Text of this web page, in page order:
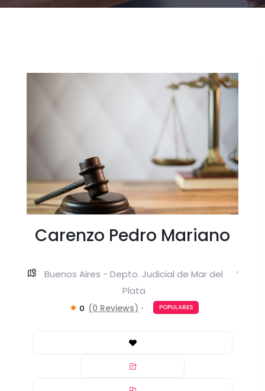
Carenzo Pedro Mariano
Buenos Aires - Depto. Judicial de Mar del
Plata
0 (0 Reviews) POPULARES